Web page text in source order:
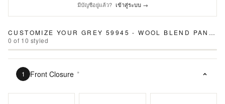
มีบัญชีอยู่แล้ว? เข้าสู่ระบบ →
CUSTOMIZE YOUR GREY 59945 - WOOL BLEND PANTS
0 of 10 styled
1 Front Closure *